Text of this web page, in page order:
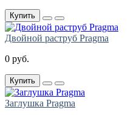
Купить
Двойной раструб Pragma
0 руб.
Купить
Заглушка Pragma